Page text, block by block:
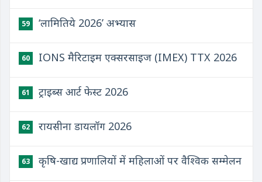
59 ‘लामितिये 2026’ अभ्यास
60 IONS मैरिटाइम एक्सरसाइज (IMEX) TTX 2026
61 ट्राइब्स आर्ट फेस्ट 2026
62 रायसीना डायलॉग 2026
63 कृषि-खाद्य प्रणालियों में महिलाओं पर वैश्विक सम्मेलन